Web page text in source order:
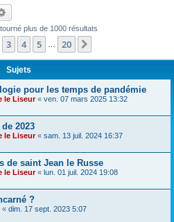
plus de 1000 résultats
20
3 4 5 20
Sujets
pour les temps de pandémie
le Liseur« ven. 07 mars 2025 13:32
2023
le Liseur« sam. 13 juil. 2024 16:37
de saint Jean le Russe
le Liseur« lun. 01 juil. 2024 19:08
?
« dim. 17 sept. 2023 5:07